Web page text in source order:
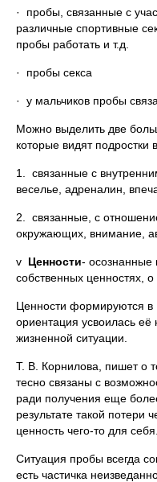
· пробы, связанные с
различные спортивные
пробы работать и т.д.
· пробы секса
· у мальчиков пробы
Можно выделить две
которые видят подростки
1. связанные с
веселье, адреналин,
2. связанные, с
окружающих, внимание,
v Ценности- осознанные
собственных ценностях,
Ценности формируются в
ориентация усвоилась её
жизненной ситуации.
Т. В. Корнилова, пишет о
тесно связаны с
ради получения еще
результате такой потери
ценность чего-то для себя.
Ситуация пробы всегда
есть частичка